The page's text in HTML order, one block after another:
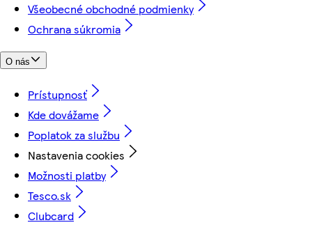
Všeobecné obchodné podmienky
Ochrana súkromia
O nás
Prístupnosť
Kde dovážame
Poplatok za službu
Nastavenia cookies
Možnosti platby
Tesco.sk
Clubcard